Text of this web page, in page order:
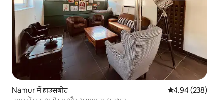
Namur में हाउसबोट औसत रेटिंग 5 में से
4.94 (238)